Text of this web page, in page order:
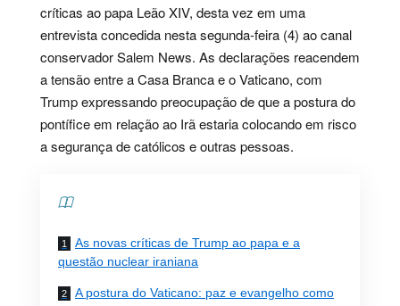
críticas ao papa Leão XIV, desta vez em uma
entrevista concedida nesta segunda-feira (4) ao canal
conservador Salem News. As declarações reacendem
a tensão entre a Casa Branca e o Vaticano, com
Trump expressando preocupação de que a postura do
pontífice em relação ao Irã estaria colocando em risco
a segurança de católicos e outras pessoas.
As novas críticas de Trump ao papa e a
questão nuclear iraniana
A postura do Vaticano: paz e evangelho como